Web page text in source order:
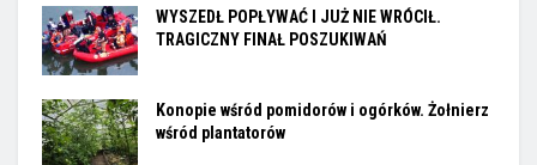
WYSZEDŁ POPŁYWAĆ I JUŻ NIE WRÓCIŁ.
TRAGICZNY FINAŁ POSZUKIWAŃ
Konopie wśród pomidorów i ogórków. Żołnierz
wśród plantatorów